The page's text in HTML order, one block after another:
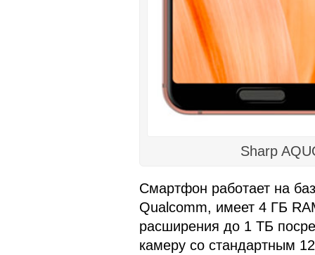
Sharp
Смартфон работает на
Qualcomm, имеет 4 ГБ
расширения до 1 ТБ
камеру со стандартным